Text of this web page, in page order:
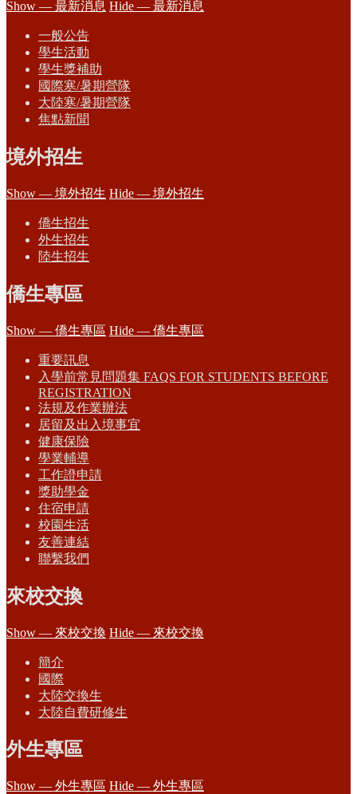
Show — 最新消息 Hide — 最新消息
一般公告
學生活動
學生獎補助
國際寒/暑期營隊
大陸寒/暑期營隊
焦點新聞
境外招生
Show — 境外招生 Hide — 境外招生
僑生招生
外生招生
陸生招生
僑生專區
Show — 僑生專區 Hide — 僑生專區
重要訊息
入學前常見問題集 FAQS FOR STUDENTS BEFORE
REGISTRATION
法規及作業辦法
居留及出入境事宜
健康保險
學業輔導
工作證申請
獎助學金
住宿申請
校園生活
友善連結
聯繫我們
來校交換
Show — 來校交換 Hide — 來校交換
簡介
國際
大陸交換生
大陸自費研修生
外生專區
Show — 外生專區 Hide — 外生專區